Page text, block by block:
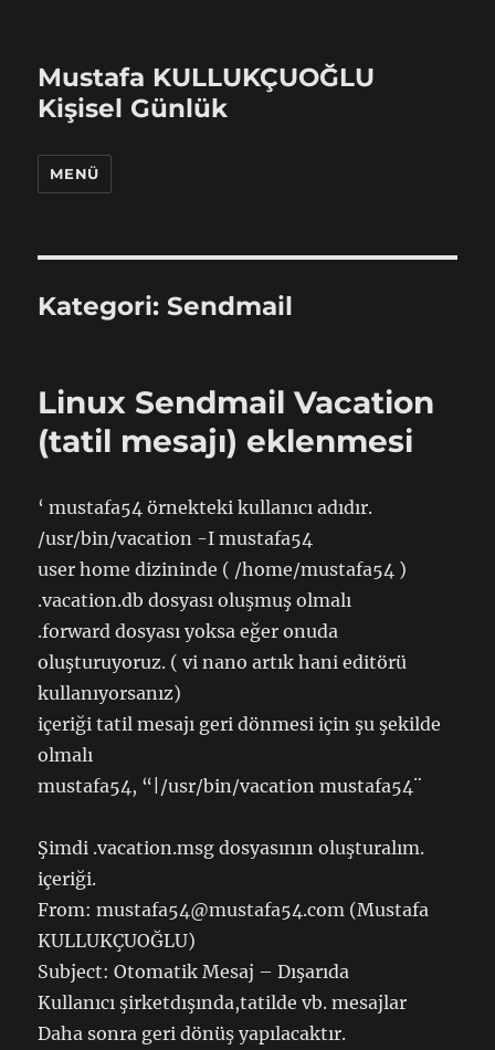
Mustafa KULLUKÇUOĞLU
Kişisel Günlük
MENÜ
Kategori:Sendmail
Linux Sendmail Vacation
(tatil mesajı) eklenmesi
‘ mustafa54 örnekteki kullanıcı adıdır.
/usr/bin/vacation -I mustafa54
user home dizininde ( /home/mustafa54 )
.vacation.db dosyası oluşmuş olmalı
.forward dosyası yoksa eğer onuda
oluşturuyoruz. ( vi nano artık hani editörü
kullanıyorsanız)
içeriği tatil mesajı geri dönmesi için şu şekilde
olmalı
mustafa54, “|/usr/bin/vacation mustafa54¨
Şimdi .vacation.msg dosyasının oluşturalım.
içeriği.
From: mustafa54@mustafa54.com (Mustafa
KULLUKÇUOĞLU)
Subject: Otomatik Mesaj – Dışarıda
Kullanıcı şirketdışında,tatilde vb. mesajlar
Daha sonra geri dönüş yapılacaktır.